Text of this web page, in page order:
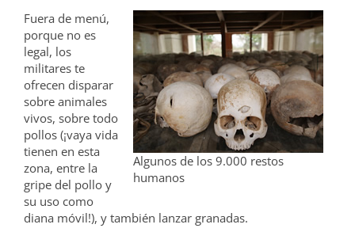
Algunos de los 9.000 restos
humanos
Fuera de menú,
porque no es
legal, los
militares te
ofrecen disparar
sobre animales
vivos, sobre todo
pollos (¡vaya vida
tienen en esta
zona, entre la
gripe del pollo y
su uso como
diana móvil!), y también lanzar granadas.